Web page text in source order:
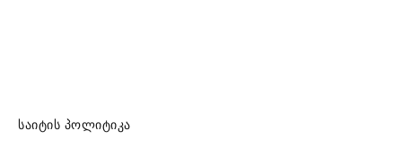
საიტის პოლიტიკა